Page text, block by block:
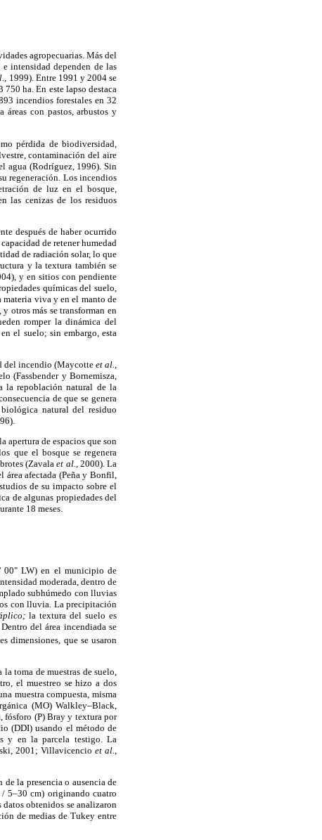
agropecuarias. Más del
intensidad dependen de las
1999). Entre 1991 y 2004 se
ha. En este lapso destaca
incendios forestales en 32
áreas con pastos, arbustos y
pérdida de biodiversidad,
contaminación del aire
agua (Rodríguez, 1996). Sin
regeneración. Los incendios
de luz en el bosque,
las cenizas de los residuos
después de haber ocurrido
de retener humedad
de radiación solar, lo que
y la textura también se
y en sitios con pendiente
químicas del suelo,
materia viva y en el manto de
otros más se transforman en
romper la dinámica del
el suelo; sin embargo, esta
del incendio (Maycotte et al.,
(Fassbender y Bornemisza,
la repoblación natural de la
de que se genera
natural del residuo
apertura de espacios que son
que el bosque se regenera
(Zavalaet al.,2000). La
área afectada (Peña y Bonfil,
de su impacto sobre el
de algunas propiedades del
18 meses.
00" LW) en el municipio de
moderada, dentro de
subhúmedo con lluvias
con lluvia. La precipitación
la textura del suelo es
del área incendiada se
dimensiones, que se usaron
toma de muestras de suelo,
el muestreo se hizo a dos
muestra compuesta, misma
(MO) Walkley–Black,
fósforo (P) Bray y textura por
(DDI) usando el método de
y en la parcela testigo. La
2001; Villavicencio et al.,
la presencia o ausencia de
5–30 cm) originando cuatro
obtenidos se analizaron
de medias de Tukey entre